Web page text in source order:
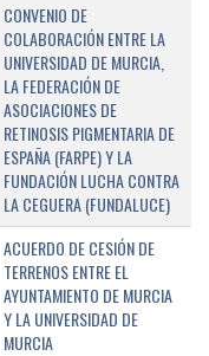
CONVENIO DE
COLABORACIÓN ENTRE LA
UNIVERSIDAD DE MURCIA,
LA FEDERACIÓN DE
ASOCIACIONES DE
RETINOSIS PIGMENTARIA DE
ESPAÑA (FARPE) Y LA
FUNDACIÓN LUCHA CONTRA
LA CEGUERA (FUNDALUCE)
ACUERDO DE CESIÓN DE
TERRENOS ENTRE EL
AYUNTAMIENTO DE MURCIA
Y LA UNIVERSIDAD DE
MURCIA